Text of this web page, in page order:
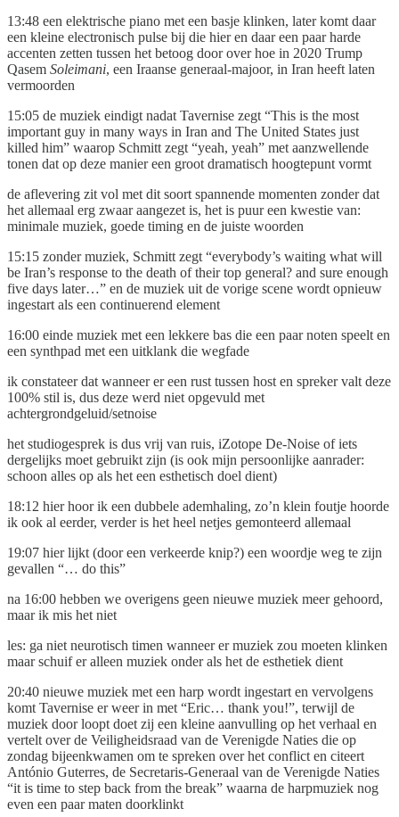
13:48 een elektrische piano met een basje klinken, later komt daar
een kleine electronisch pulse bij die hier en daar een paar harde
accenten zetten tussen het betoog door over hoe in 2020 Trump
Qasem Soleimani, een Iraanse generaal-majoor, in Iran heeft laten
vermoorden
15:05 de muziek eindigt nadat Tavernise zegt “This is the most
important guy in many ways in Iran and The United States just
killed him” waarop Schmitt zegt “yeah, yeah” met aanzwellende
tonen dat op deze manier een groot dramatisch hoogtepunt vormt
de aflevering zit vol met dit soort spannende momenten zonder dat
het allemaal erg zwaar aangezet is, het is puur een kwestie van:
minimale muziek, goede timing en de juiste woorden
15:15 zonder muziek, Schmitt zegt “everybody’s waiting what will
be Iran’s response to the death of their top general? and sure enough
five days later…” en de muziek uit de vorige scene wordt opnieuw
ingestart als een continuerend element
16:00 einde muziek met een lekkere bas die een paar noten speelt en
een synthpad met een uitklank die wegfade
ik constateer dat wanneer er een rust tussen host en spreker valt deze
100% stil is, dus deze werd niet opgevuld met
achtergrondgeluid/setnoise
het studiogesprek is dus vrij van ruis, iZotope De-Noise of iets
dergelijks moet gebruikt zijn (is ook mijn persoonlijke aanrader:
schoon alles op als het een esthetisch doel dient)
18:12 hier hoor ik een dubbele ademhaling, zo’n klein foutje hoorde
ik ook al eerder, verder is het heel netjes gemonteerd allemaal
19:07 hier lijkt (door een verkeerde knip?) een woordje weg te zijn
gevallen “… do this”
na 16:00 hebben we overigens geen nieuwe muziek meer gehoord,
maar ik mis het niet
les: ga niet neurotisch timen wanneer er muziek zou moeten klinken
maar schuif er alleen muziek onder als het de esthetiek dient
20:40 nieuwe muziek met een harp wordt ingestart en vervolgens
komt Tavernise er weer in met “Eric… thank you!”, terwijl de
muziek door loopt doet zij een kleine aanvulling op het verhaal en
vertelt over de Veiligheidsraad van de Verenigde Naties die op
zondag bijeenkwamen om te spreken over het conflict en citeert
António Guterres, de Secretaris-Generaal van de Verenigde Naties
“it is time to step back from the break” waarna de harpmuziek nog
even een paar maten doorklinkt